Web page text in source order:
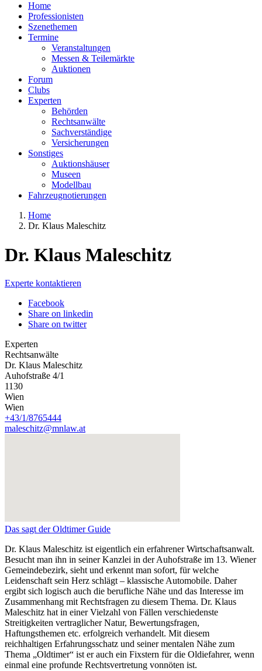
Home
Professionisten
Szenethemen
Termine
Veranstaltungen
Messen & Teilemärkte
Auktionen
Forum
Clubs
Experten
Behörden
Rechtsanwälte
Sachverständige
Versicherungen
Sonstiges
Auktionshäuser
Museen
Modellbau
Fahrzeugnotierungen
Home
Dr. Klaus Maleschitz
Dr. Klaus Maleschitz
Experte kontaktieren
Facebook
Share on linkedin
Share on twitter
Experten
Rechtsanwälte
Dr. Klaus Maleschitz
Auhofstraße 4/1
1130
Wien
Wien
+43/1/8765444
maleschitz@mnlaw.at
Das sagt der Oldtimer Guide
Dr. Klaus Maleschitz ist eigentlich ein erfahrener Wirtschaftsanwalt.
Besucht man ihn in seiner Kanzlei in der Auhofstraße im 13. Wiener
Gemeindebezirk, sieht und erkennt man sofort, für welche
Leidenschaft sein Herz schlägt – klassische Automobile. Daher
ergibt sich logisch auch die berufliche Nähe und das Interesse im
Zusammenhang mit Rechtsfragen zu diesem Thema. Dr. Klaus
Maleschitz hat in einer Vielzahl von Fällen verschiedenste
Streitigkeiten vertraglicher Natur, Bewertungsfragen,
Haftungsthemen etc. erfolgreich verhandelt. Mit diesem
reichhaltigen Erfahrungsschatz und seiner mentalen Nähe zum
Thema „Oldtimer“ ist er auch ein Fixstern für die Oldiefahrer, wenn
einmal eine profunde Rechtsvertretung vonnöten ist.